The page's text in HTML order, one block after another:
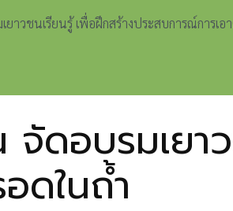
วชนเรียนรู้ เพื่อฝึกสร้างประสบการณ์การเอ
ดอบรมเยา
ดในถ้ำ